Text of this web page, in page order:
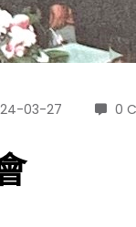
03-27 0